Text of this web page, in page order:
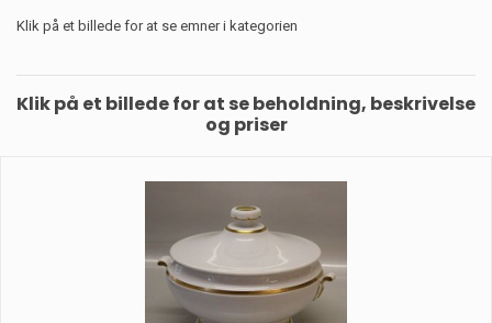
Klik på et billede for at se emner i kategorien
Klik på et billede for at se beholdning, beskrivelse
og priser